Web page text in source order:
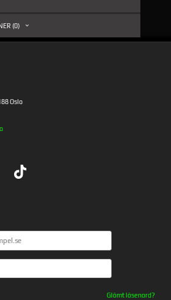
(0)
Oslo
Glömt lösenord?